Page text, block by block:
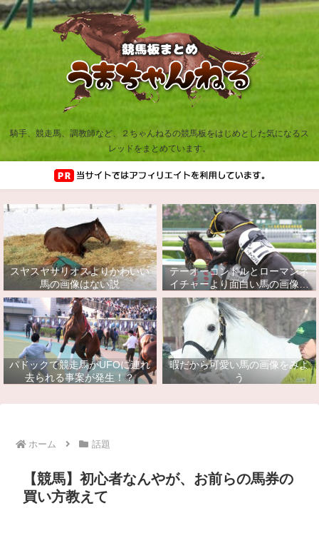
騎手、競走馬、調教師など、２ちゃんねるの競馬板をはじめとした気になるス
レッドをまとめています。
スヤスヤサリオスよりかわいい
馬の画像はない説
テーオーコンドルとローマンネ
イチャーより面白い馬の画像っ
てあるの？
パドックで競走馬がUFOに連れ
去られる事案が発生！？
暇だから可愛い馬の画像をみよ
う
ホーム 話題
【競馬】初心者なんやが、お前らの馬券の
買い方教えて